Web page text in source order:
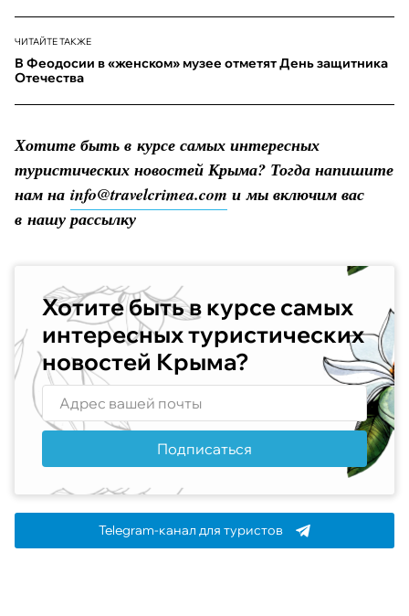
ЧИТАЙТЕ ТАКЖЕ
В Феодосии в «женском» музее отметят День защитника
Отечества
Хотите быть в курсе самых интересных
туристических новостей Крыма? Тогда напишите
нам на info@travelcrimea.com и мы включим вас
в нашу рассылку
Хотите быть в курсе самых
интересных туристических
новостей Крыма?
Подписаться
Telegram-канал для туристов